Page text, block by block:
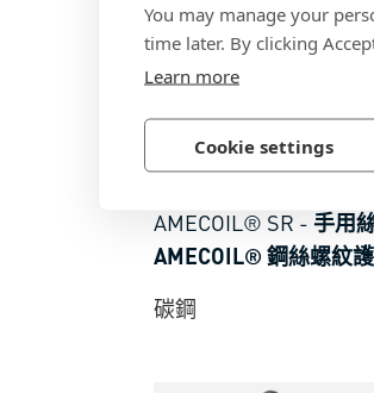
You may manage your
time later. By clicking
Learn more
Cookie settings
BN 56043
AMECOIL® SR - 手用
AMECOIL® 鋼絲螺紋
碳鋼